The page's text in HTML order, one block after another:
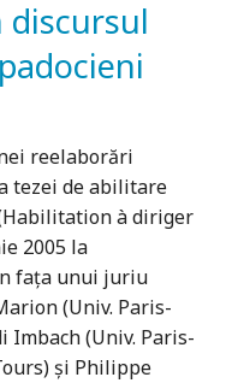
discursul
reelaborări
tezei de abilitare
à diriger
2005 la
faţa unui juriu
(Univ. Paris-
Imbach (Univ. Paris-
şi Philippe